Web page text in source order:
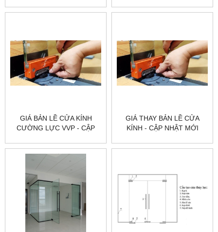
GIÁ BẢN LỀ CỬA KÍNH
CƯỜNG LỰC VVP - CẬP
GIÁ THAY BẢN LỀ CỬA
KÍNH - CẬP NHẬT MỚI
THẾ